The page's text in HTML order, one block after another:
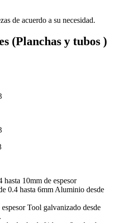
de acuerdo a su necesidad.
(Planchas y tubos )
hasta 10mm de espesor
0.4 hasta 6mm Aluminio desde
Tool galvanizado desde